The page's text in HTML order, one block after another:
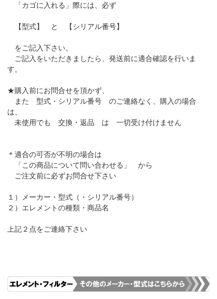
「カゴに入れる」際には、必ず
【型式】 と 【シリアル番号】
をご記入下さい。
ご記入をいただきましたら、発送前に適合確認を行いま
す。
★購入前にお問合せを頂かず、
また 型式・シリアル番号 のご連絡なく、購入の場合
は、
未使用でも 交換・返品 は 一切受け付けません
＊適合の可否が不明の場合は
「この商品について問い合わせる」 から
ご注文前に必ずお問合せ下さい
１）メーカー・型式（・シリアル番号）
２）エレメントの種類・商品名
上記２点をご連絡下さい